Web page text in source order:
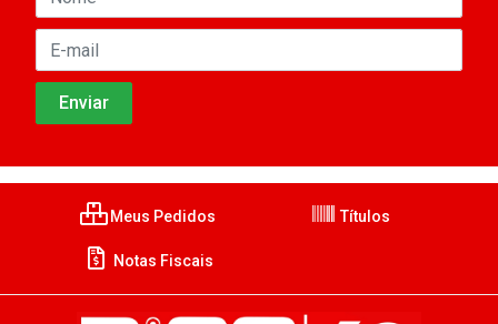
Meus Pedidos Títulos
Notas Fiscais